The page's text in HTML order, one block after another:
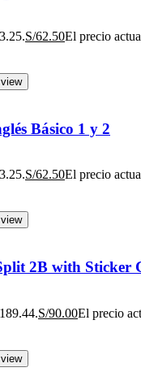
S/62.50El precio
Básico 1 y 2
S/62.50El precio
2B with Sticker
S/90.00El precio